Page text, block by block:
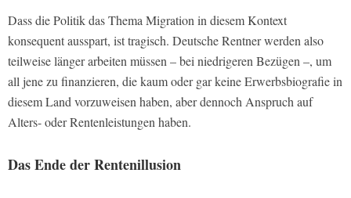
Dass die Politik das Thema Migration in diesem Kontext
konsequent ausspart, ist tragisch. Deutsche Rentner werden also
teilweise länger arbeiten müssen – bei niedrigeren Bezügen –, um
all jene zu finanzieren, die kaum oder gar keine Erwerbsbiografie in
diesem Land vorzuweisen haben, aber dennoch Anspruch auf
Alters- oder Rentenleistungen haben.
Das Ende der Rentenillusion